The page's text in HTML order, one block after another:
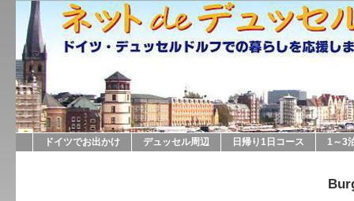
ドイツでお出かけ デュッセル周辺 日帰り1日コース 1～3